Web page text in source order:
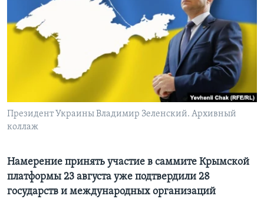
Learning English
СОЦИАЛЬНЫЕ СЕТИ
Президент Украины Владимир Зеленский. Архивный
коллаж
Намерение принять участие в саммите Крымской
платформы 23 августа уже подтвердили 28
государств и международных организаций